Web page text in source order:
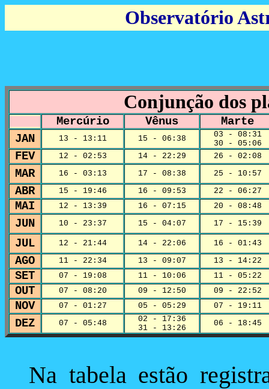
Observatório
Conjunção dos
Mercúrio Vênus
Marte
JAN
13 - 13:11 15 - 06:38
03 - 08:31
30 - 05:06
FEV 12 - 02:53 14 - 22:29 26 - 02:08
MAR 16 - 03:13 17 - 08:38 25 - 10:57
ABR 15 - 19:46 16 - 09:53 22 - 06:27
MAI 12 - 13:39 16 - 07:15 20 - 08:48
JUN 10 - 23:37 15 - 04:07 17 - 15:39
JUL 12 - 21:44 14 - 22:06 16 - 01:43
AGO 11 - 22:34 13 - 09:07 13 - 14:22
SET 07 - 19:08 11 - 10:06 11 - 05:22
OUT 07 - 08:20 09 - 12:50 09 - 22:52
NOV 07 - 01:27 05 - 05:29 07 - 19:11
DEZ 07 - 05:48
02 - 17:36
31 - 13:26
06 - 18:45
Na tabela estão